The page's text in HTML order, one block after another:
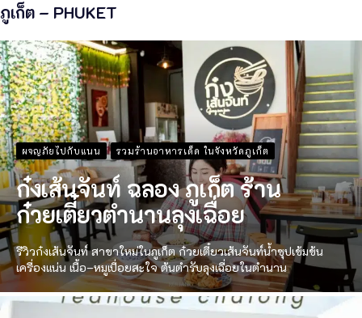
ภูเก็ต – PHUKET
ผจญภัยไปกับแนน รวมร้านอาหารเด็ด ในจังหวัดภูเก็ต
ก๋งเส้นจันท์ ฉลอง ภูเก็ต ร้าน
ก๋วยเตี๋ยวตำนานลุงเฉื่อย
รีวิวก๋งเส้นจันท์ สาขาใหม่ในภูเก็ต ก๋วยเตี๋ยวเส้นจันท์น้ำซุปเข้มข้น
เครื่องแน่น เนื้อ–หมูเปื่อยสะใจ ต้นตำรับลุงเฉื่อยในตำนาน